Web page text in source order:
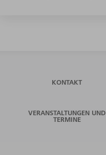
KONTAKT
VERANSTALTUNGEN UND
TERMINE